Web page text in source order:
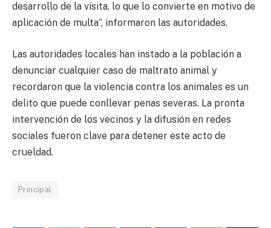
desarrollo de la visita, lo que lo convierte en motivo de
aplicación de multa”, informaron las autoridades.
Las autoridades locales han instado a la población a
denunciar cualquier caso de maltrato animal y
recordaron que la violencia contra los animales es un
delito que puede conllevar penas severas. La pronta
intervención de los vecinos y la difusión en redes
sociales fueron clave para detener este acto de
crueldad.
Principal